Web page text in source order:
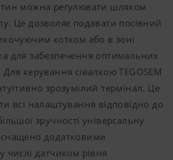
можна регулювати шляхом
Це дозволяє подавати посівний
котком або в зоні
для забезпечення оптимальних
керування сівалкою TEGOSEM
зрозумілий термінал. Це
всі налаштування відповідно до
зручності універсальну
додатковими
числі датчиком рівня